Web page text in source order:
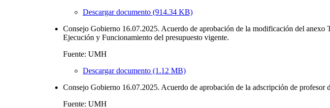
Descargar documento (914.34 KB)
Consejo Gobierno 16.07.2025. Acuerdo de aprobación de la modificación del
Ejecución y Funcionamiento del presupuesto vigente.
Fuente: UMH
Descargar documento (1.12 MB)
Consejo Gobierno 16.07.2025. Acuerdo de aprobación de la adscripción de
Fuente: UMH